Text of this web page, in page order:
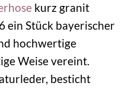
kurz granit
ein Stück bayerischer
hochwertige
Weise vereint.
besticht